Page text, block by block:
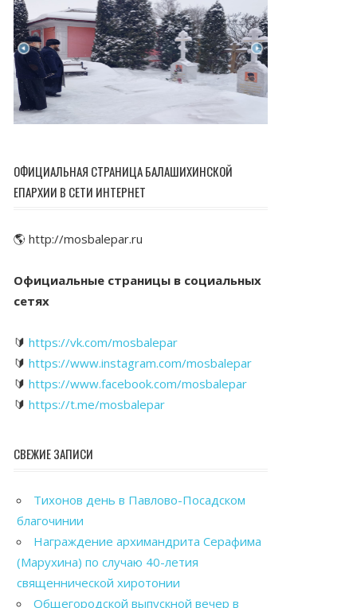
ОФИЦИАЛЬНАЯ СТРАНИЦА БАЛАШИХИНСКОЙ
ЕПАРХИИ В СЕТИ ИНТЕРНЕТ
🌎 http://mosbalepar.ru
Официальные страницы в социальных
сетях
🔰 https://vk.com/mosbalepar
🔰 https://www.instagram.com/mosbalepar
🔰 https://www.facebook.com/mosbalepar
🔰 https://t.me/mosbalepar
СВЕЖИЕ ЗАПИСИ
Тихонов день в Павлово-Посадском
благочинии
Награждение архимандрита Серафима
(Марухина) по случаю 40-летия
священнической хиротонии
Общегородской выпускной вечер в